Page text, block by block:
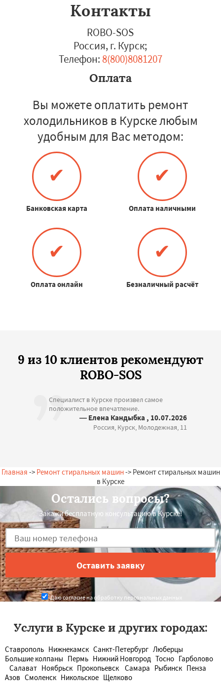
Контакты
ROBO-SOS
Россия, г. Курск;
Телефон: 8(800)8081207
Оплата
Вы можете оплатить ремонт
холодильников в Курске любым
удобным для Вас методом:
✔
Банковская карта
✔
Оплата наличными
✔
Оплата онлайн
✔
Безналичный расчёт
9 из 10 клиентов рекомендуют
ROBO-SOS
Специалист в Курске произвел самое
положительное впечатление.
— Елена Кандыбка , 10.07.2026
Россия, Курск, Молодежная, 11
Главная -> Ремонт стиральных машин-> Ремонт стиральных машин
в Курске
Остались вопросы?
Закажи бесплатную консультацию в Курске!
Даю согласие на обработку персональных данных
Услуги в Курске и других городах:
Ставрополь Нижнекамск Санкт-Петербург Люберцы
Большие колпаны Пермь Нижний Новгород Тосно Гарболово
Салават Ноябрьск Прокопьевск Самара Рыбинск Пенза
Азов Смоленск Никольское Щелково